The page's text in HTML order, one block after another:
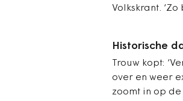
Volkskrant.
Historische
Trouw kopt:
over en weer
zoomt in op